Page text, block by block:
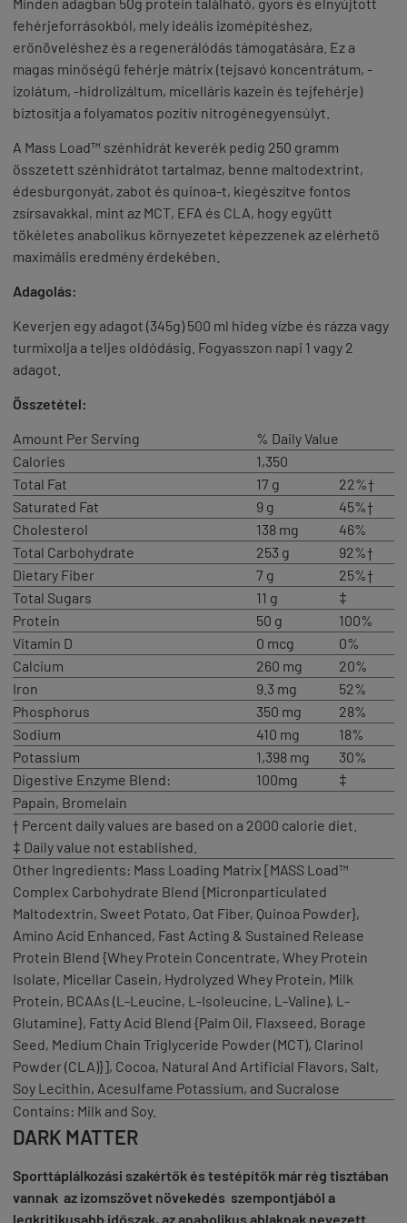
fehérjeforrásokból, mely ideális izomépítéshez,
erőnöveléshez és a regenerálódás támogatására. Ez a
magas minőségű fehérje mátrix (tejsavó koncentrátum, -
izolátum, -hidrolizáltum, micelláris kazein és tejfehérje)
biztosítja a folyamatos pozitív nitrogénegyensúlyt.
A Mass Load™ szénhidrát keverék pedig 250 gramm
összetett szénhidrátot tartalmaz, benne maltodextrint,
édesburgonyát, zabot és quinoa-t, kiegészítve fontos
zsírsavakkal, mint az MCT, EFA és CLA, hogy együtt
tökéletes anabolikus környezetet képezzenek az elérhető
maximális eredmény érdekében.
Adagolás:
Keverjen egy adagot (345g) 500 ml hideg vízbe és rázza vagy
turmixolja a teljes oldódásig. Fogyasszon napi 1 vagy 2
adagot.
Összetétel:
Amount Per Serving
% Daily Value
Calories
1,350
Total Fat
17 g
22%†
Saturated Fat
9 g
45%†
Cholesterol
138 mg
46%
Total Carbohydrate
253 g
92%†
Dietary Fiber
7 g
25%†
Total Sugars
11 g
‡
Protein
50 g
100%
Vitamin D
0 mcg
0%
Calcium
260 mg
20%
Iron
9.3 mg
52%
Phosphorus
350 mg
28%
Sodium
410 mg
18%
Potassium
1,398 mg
30%
Digestive Enzyme Blend:
100mg
‡
Papain, Bromelain
† Percent daily values are based on a 2000 calorie diet.
‡ Daily value not established.
Other Ingredients: Mass Loading Matrix [MASS Load™
Complex Carbohydrate Blend {Micronparticulated
Maltodextrin, Sweet Potato, Oat Fiber, Quinoa Powder},
Amino Acid Enhanced, Fast Acting & Sustained Release
Protein Blend {Whey Protein Concentrate, Whey Protein
Isolate, Micellar Casein, Hydrolyzed Whey Protein, Milk
Protein, BCAAs (L-Leucine, L-Isoleucine, L-Valine), L-
Glutamine}, Fatty Acid Blend {Palm Oil, Flaxseed, Borage
Seed, Medium Chain Triglyceride Powder (MCT), Clarinol
Powder (CLA)}], Cocoa, Natural And Artificial Flavors, Salt,
Soy Lecithin, Acesulfame Potassium, and Sucralose
Contains: Milk and Soy.
DARK MATTER
Sporttáplálkozási szakértők és testépítők már rég tisztában
vannak az izomszövet növekedés szempontjából a
legkritikusabb időszak, az anabolikus ablaknak nevezett